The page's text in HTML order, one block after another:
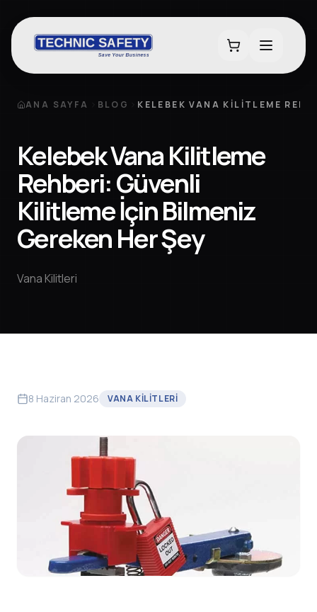
ANA SAYFA BLOG KELEBEK VANA KILITLEME
Kelebek Vana Kilitleme
Rehberi: Güvenli
Kilitleme İçin Bilmeniz
Gereken Her Şey
Vana Kilitleri
8 Haziran 2026 VANA KILITLERI